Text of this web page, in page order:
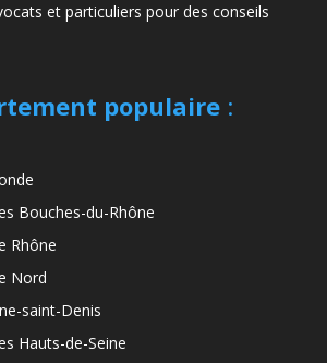
et particuliers pour des conseils
populaire:
Bouches-du-Rhône
Rhône
Nord
saint-Denis
Hauts-de-Seine